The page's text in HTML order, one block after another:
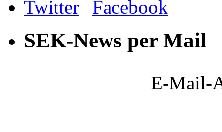
SEK-News per Mail
E-Mail-